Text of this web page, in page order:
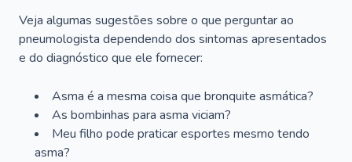
Veja algumas sugestões sobre o que perguntar ao
pneumologista dependendo dos sintomas apresentados
e do diagnóstico que ele fornecer:
Asma é a mesma coisa que bronquite asmática?
As bombinhas para asma viciam?
Meu filho pode praticar esportes mesmo tendo
asma?